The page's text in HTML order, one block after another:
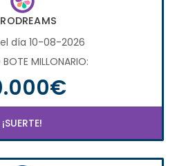
día 10-08-2026
MILLONARIO:
¡SUERTE!